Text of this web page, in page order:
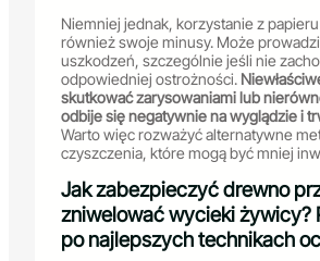
Niemniej jednak, korzystanie z
również swoje minusy. Może
uszkodzeń, szczególnie jeśli nie
odpowiedniej ostrożności.
skutkować zarysowaniami lub
odbije się negatywnie na wyglądzie i
Warto więc rozważyć alternatywne
czyszczenia, które mogą być mniej
Jak zabezpieczyć drewno
zniwelować wycieki żywicy?
po najlepszych technikach